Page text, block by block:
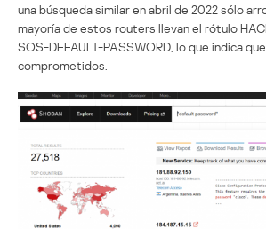
una búsqueda similar en abril de 2022 sólo
mayoría de estos routers llevan el rótulo
SOS-DEFAULT-PASSWORD, lo que indica
comprometidos.